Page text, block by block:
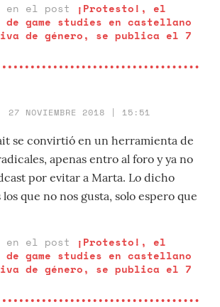
en el post
¡Protesto!, el
game studies en castellano
de género, se publica el 7
27 NOVIEMBRE 2018 | 15:51
se convirtió en un herramienta de
apenas entro al foro y ya no
por evitar a Marta. Lo dicho
que no nos gusta, solo espero que
en el post
¡Protesto!, el
game studies en castellano
de género, se publica el 7